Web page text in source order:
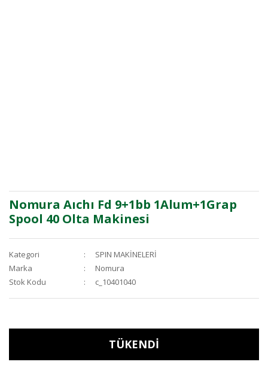
Nomura Aıchı Fd 9+1bb 1Alum+1Grap
Spool 40 Olta Makinesi
Kategori
SPIN MAKİNELERİ
Marka
Nomura
Stok Kodu
c_10401040
TÜKENDİ